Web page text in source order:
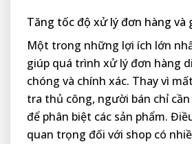
Tăng tốc độ xử lý đơn hàng và
Một trong những lợi ích lớn
giúp quá trình xử lý đơn hàng
chóng và chính xác. Thay vì
tra thủ công, người bán chỉ cần
để phân biệt các sản phẩm.
quan trọng đối với shop có